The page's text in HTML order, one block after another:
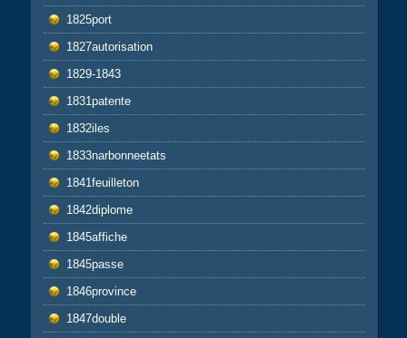
1825port
1827autorisation
1829-1843
1831patente
1832iles
1833narbonneetats
1841feuilleton
1842diplome
1845affiche
1845passe
1846province
1847double